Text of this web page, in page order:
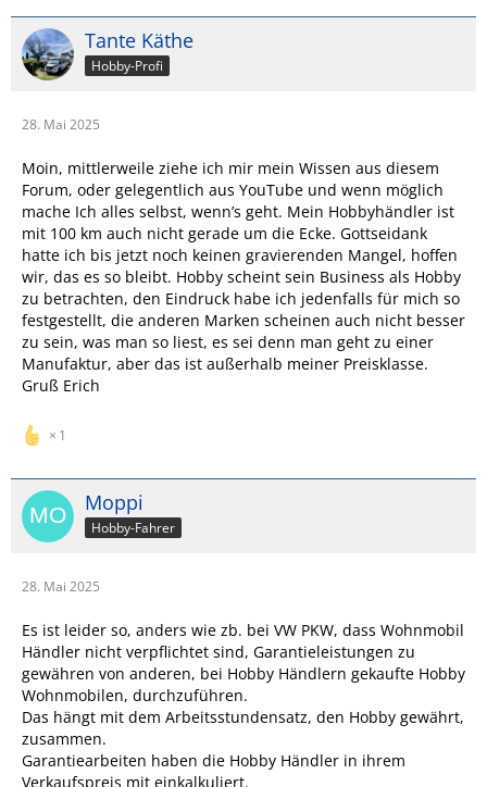
Tante Käthe
Hobby-Profi
28. Mai 2025
Moin, mittlerweile ziehe ich mir mein Wissen aus diesem
Forum, oder gelegentlich aus YouTube und wenn möglich
mache Ich alles selbst, wenn’s geht. Mein Hobbyhändler ist
mit 100 km auch nicht gerade um die Ecke. Gottseidank
hatte ich bis jetzt noch keinen gravierenden Mangel, hoffen
wir, das es so bleibt. Hobby scheint sein Business als Hobby
zu betrachten, den Eindruck habe ich jedenfalls für mich so
festgestellt, die anderen Marken scheinen auch nicht besser
zu sein, was man so liest, es sei denn man geht zu einer
Manufaktur, aber das ist außerhalb meiner Preisklasse.
Gruß Erich
1
Moppi
Hobby-Fahrer
28. Mai 2025
Es ist leider so, anders wie zb. bei VW PKW, dass Wohnmobil
Händler nicht verpflichtet sind, Garantieleistungen zu
gewähren von anderen, bei Hobby Händlern gekaufte Hobby
Wohnmobilen, durchzuführen.
Das hängt mit dem Arbeitsstundensatz, den Hobby gewährt,
zusammen.
Garantiearbeiten haben die Hobby Händler in ihrem
Verkaufspreis mit einkalkuliert.